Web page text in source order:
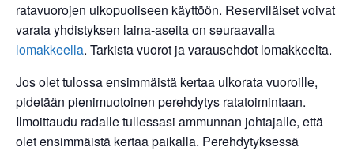
ratavuorojen ulkopuoliseen käyttöön. Reserviläiset voivat
varata yhdistyksen laina-aseita on seuraavalla
lomakkeella. Tarkista vuorot ja varausehdot lomakkeelta.
Jos olet tulossa ensimmäistä kertaa ulkorata vuoroille,
pidetään pienimuotoinen perehdytys ratatoimintaan.
Ilmoittaudu radalle tullessasi ammunnan johtajalle, että
olet ensimmäistä kertaa paikalla. Perehdytyksessä